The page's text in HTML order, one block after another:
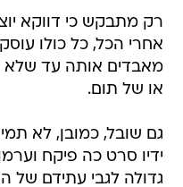
רק מתבקש כי דווקא
אחרי הכל, כל כולו
מאבדים אותה עד שלא
או של תום.
גם שובל, כמובן, לא
ידיו סרט כה פיקח
גדולה לגבי עתידם של